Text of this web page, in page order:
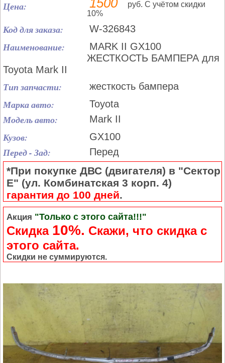
Цена: 1500
руб. С учётом скидки
10%
Код для заказа: W-326843
Наименование:
MARK II GX100
ЖЕСТКОСТЬ БАМПЕРА для
Toyota Mark II
Тип запчасти: жесткость бампера
Марка авто: Toyota
Модель авто: Mark II
Кузов: GX100
Перед - Зад: Перед
*При покупке ДВС (двигателя) в "Сектор
Е" (ул. Комбинатская 3 корп. 4)
гарантия до 100 дней.
Акция "Только с этого сайта!!!"
Скидка 10%. Cкажи, что скидка с
этого сайта.
Скидки не суммируются.